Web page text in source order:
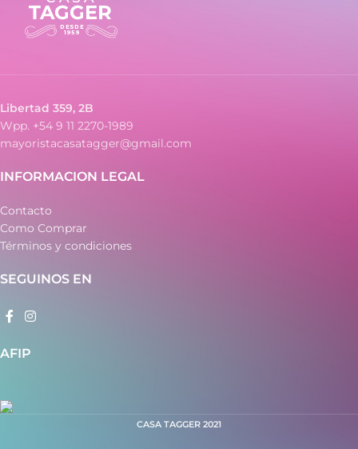
Libertad 359, 2B
Wpp. +54 9 11 2270-1989
mayoristacasatagger@gmail.com
INFORMACION LEGAL
Contacto
Como Comprar
Términos y condiciones
SEGUINOS EN
AFIP
CASA TAGGER 2021